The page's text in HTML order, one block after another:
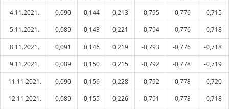
4.11.2021.
0,090 0,144 0,213 -0,795 -0,776
-0,715
5.11.2021.
0,089 0,143 0,221 -0,794 -0,776
-0,718
8.11.2021.
0,091 0,146 0,219 -0,793 -0,776
-0,718
9.11.2021.
0,089 0,150 0,215 -0,792 -0,778
-0,719
11.11.2021.
0,090 0,156 0,228 -0,792 -0,778
-0,720
12.11.2021.
0,089 0,155 0,226 -0,791 -0,778
-0,718